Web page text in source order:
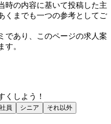
時の内容に基いて投稿した主
くまでも一つの参考としてご
であり、このページの求人案
す。
くしよう！
員 シニア
それ以外